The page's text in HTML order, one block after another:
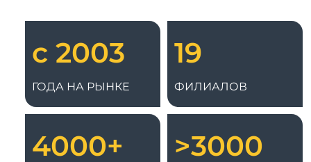
с 2003
ГОДА НА РЫНКЕ
19
ФИЛИАЛОВ
4000+ >3000